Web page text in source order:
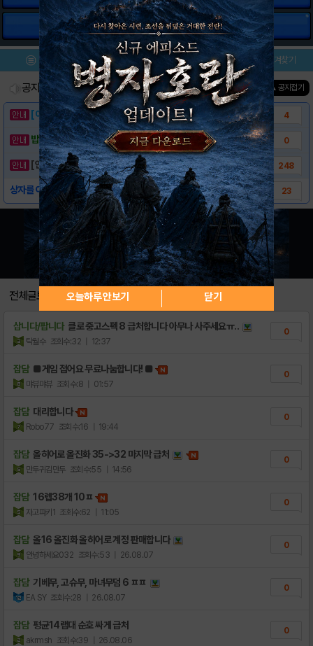
건물 정보 아레나 잠금해제
메뉴 이벤트/미션 설치/평가 즐겨찾기
공지사항 진행중인 이벤트 0건 ▲ 공지접기
[이벤트] 웃음으로 매일매일 해피! 유머 게시.. 4
밥알이의 헝앱통신 ⑲ “밥알이, 드디어 멀티를.. 0
[안내] 헝그리앱 필수 상식! 밥알 획득 안내.. 248
상자를 여는 데 시간이 오래 걸리는 이유 23
전체글보기
삽니다/팝니다 클로 중고스펙 8 급처합니다 아무나 사주세요ㅠ..
탁월수 조회수:32 | 12:37
0
잡담 ■게임 접어요 무료나눔합니다! ■
먀뷰먀뷰 조회수:8 | 01:57
0
잡담 대리합니다
Robo77 조회수:16 | 19:44
0
잡담 올히어로 올진화 35->32 마지막 급처
만두귀김만두 조회수:55 | 14:56
0
잡담 16렙38개 10ㅍ
자고파키1 조회수:62 | 11:05
0
잡담 올16 올진화 올히어로 계정 판매합니다
안녕하세요032 조회수:53 | 26.08.07
0
잡담 기베무, 고슈무, 마녀무덤 6 ㅍㅍ
EA SY 조회수:28 | 26.08.07
0
잡담 평균14랩대 순호 싸게 급처
akrmsh 조회수:39 | 26.08.06
0
오늘하루 안보기 닫기